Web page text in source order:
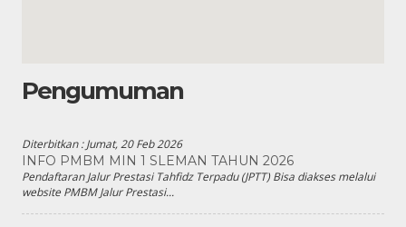
Pengumuman
Diterbitkan :Jumat, 20 Feb 2026
INFO PMBM MIN 1 SLEMAN TAHUN 2026
Pendaftaran Jalur Prestasi Tahfidz Terpadu (JPTT) Bisa diakses melalui
website PMBM Jalur Prestasi...